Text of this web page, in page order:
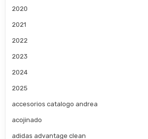
2020
2021
2022
2023
2024
2025
accesorios catalogo andrea
acojinado
adidas advantage clean